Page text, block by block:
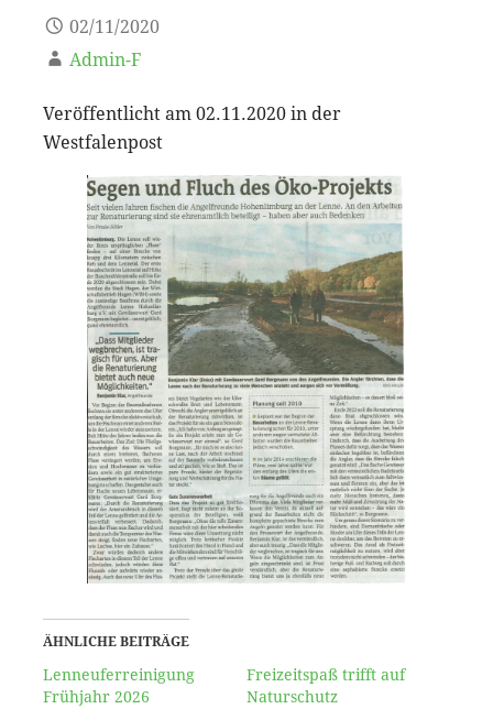
02/11/2020
Admin-F
Veröffentlicht am 02.11.2020 in der
Westfalenpost
ÄHNLICHE BEITRÄGE
Lenneuferreinigung
Frühjahr 2026
Freizeitspaß trifft auf
Naturschutz